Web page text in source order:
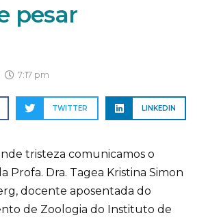
pesar
7:17 pm
TWITTER LINKEDIN
tristeza comunicamos o
Profa. Dra. Tagea Kristina Simon
docente aposentada do
de Zoologia do Instituto de